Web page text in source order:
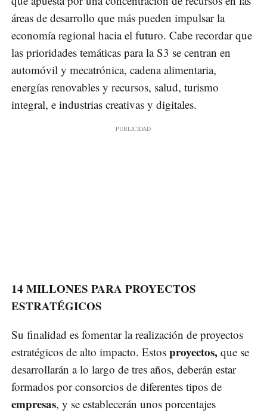
áreas de desarrollo que más pueden impulsar la
economía regional hacia el futuro. Cabe recordar que
las prioridades temáticas para la S3 se centran en
automóvil y mecatrónica, cadena alimentaria,
energías renovables y recursos, salud, turismo
integral, e industrias creativas y digitales.
14 MILLONES PARA PROYECTOS
ESTRATÉGICOS
Su finalidad es fomentar la realización de proyectos
estratégicos de alto impacto. Estos proyectos, que se
desarrollarán a lo largo de tres años, deberán estar
formados por consorcios de diferentes tipos de
empresas, y se establecerán unos porcentajes